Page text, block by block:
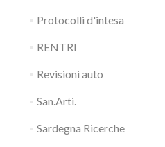
Protocolli d'intesa
RENTRI
Revisioni auto
San.Arti.
Sardegna Ricerche